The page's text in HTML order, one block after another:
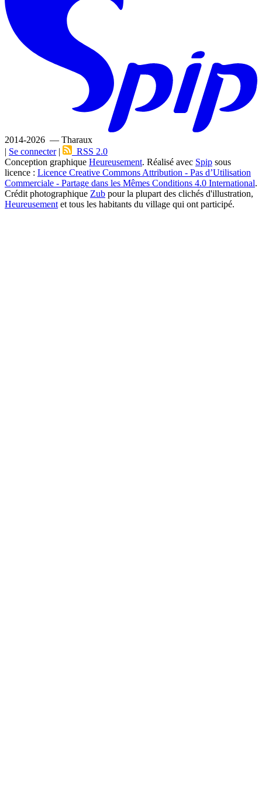
2014-2026 — Tharaux
| Se connecter|
RSS 2.0
Conception graphique Heureusement. Réalisé avec Spip sous
licence : Licence Creative Commons Attribution - Pas d’Utilisation
Commerciale - Partage dans les Mêmes Conditions 4.0 International.
Crédit photographique Zub pour la plupart des clichés d'illustration,
Heureusement et tous les habitants du village qui ont participé.